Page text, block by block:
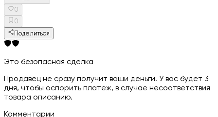
0
0
Поделиться
Это безопасная сделка
Продавец не сразу получит ваши деньги. У вас будет 3
дня, чтобы оспорить платеж, в случае несоответствия
товара описанию.
Комментарии